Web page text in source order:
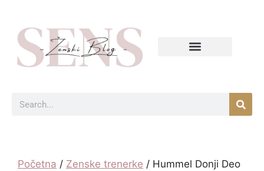
Početna / Zenske trenerke / Hummel Donji Deo